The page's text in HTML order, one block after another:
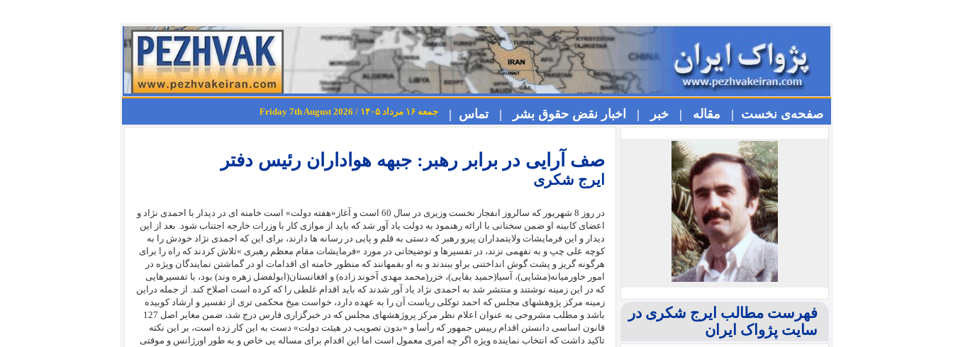
صفحه‌ی نخست | مقاله | خبر | اخبار نقض حقوق بشر | تماس | جمعه ۱۶ مرداد ۱۴۰۵ / Friday 7th August 2026
صف آرایی در برابر رهبر: جبهه هواداران رئیس دفتر
ایرج شكری
در روز 8 شهریور که سالروز انفجار نخست وزیری در سال 60 است و آغاز«هفته دولت» است خامنه ای در دیدار با احمدی نژاد و
اعضای کابینه او ضمن سخنانی با ارائه رهنمود به دولت یاد آور شد که باید از موازی کار با وزرات خارجه اجتناب شود. بعد از این
دیدار و این فرمایشات ولایتمداران پیرو رهبر که دستی به قلم و پایی در رسانه ها دارند، برای این که احمدی نژاد خودش را به
کوچه علی چپ و به نفهمی نزند، در تفسیرها و توضیحاتی در مورد «فرمایشات مقام معظم رهبری »تلاش کردند که راه را برای
هرگونه گریز و پشت گوش انداختنی براو ببندند و به او بفمهانند که منظور خامنه ای اقدامات او در گماشتن نمایندگان ویژه در
امور خاورميانه(مشایی)، آسيا(حمید بقایی)، خزر(محمد مهدی آخوند زاده) و افغانستان(ابولفضل زهره وند) بود، با تفسیرهایی
که در این زمینه نوشتند و منتشر شد به احمدی نژاد یاد آور شدند که باید اقدام غلطی را که کرده است اصلاح کند. از جمله دراین
زمینه مرکز پژوهشهای مجلس که احمد توکلی ریاست آن را به عهده دارد، خواست میخ محکمی تری از تفسیر و ارشاد کوبیده
باشد و مطلب مشروحی به عنوان اعلام نظر مرکز پروژهشهای مجلس که در خبرگزاری فارس درج شد، ضمن مغایر اصل 127
قانون اساسی دانستن اقدام رییس جمهور که رأسا و «بدون تصویب در هیئت دولت» دست به این کار زده است، بر این نکته
تاکید داشت که انتخاب نماینده ویژه اگر چه امری معمول است اما این اقدام برای مساله یی خاص و به طور اورژانس و موقتی
فهرست مطالب ایرج شكری در
سایت پژواک ایران